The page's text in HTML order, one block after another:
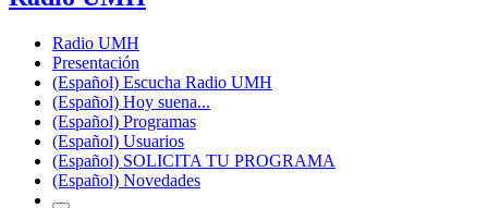
Radio UMH
Presentación
(Español) Escucha Radio UMH
(Español) Hoy suena...
(Español) Programas
(Español) Usuarios
(Español) SOLICITA TU PROGRAMA
(Español) Novedades